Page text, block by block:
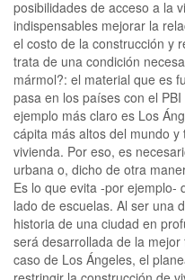
posibilidades de acceso a la
indispensables mejorar la
el costo de la construcción y
trata de una condición
mármol?: el material que es
pasa en los países con el
ejemplo más claro es Los
cápita más altos del mundo
vivienda. Por eso, es
urbana o, dicho de otra
Es lo que evita -por ejemplo-
lado de escuelas. Al ser una
historia de una ciudad en
será desarrollada de la
caso de Los Ángeles, el